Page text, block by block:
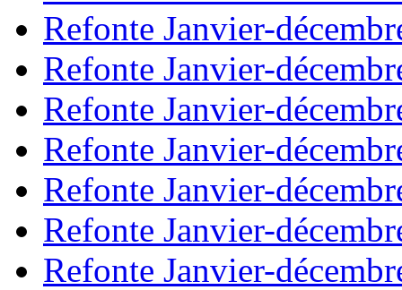
Refonte Janvier-
Refonte Janvier-
Refonte Janvier-
Refonte Janvier-
Refonte Janvier-
Refonte Janvier-
Refonte Janvier-